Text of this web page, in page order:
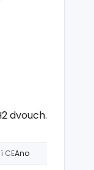
dvouch.
CEAno